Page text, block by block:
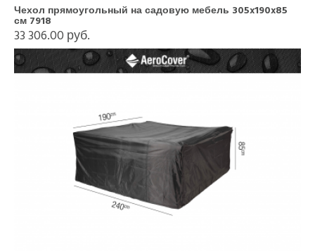
Чехол прямоугольный на садовую мебель 305x190x85
см 7918
33 306.00 руб.